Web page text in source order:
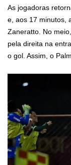
As jogadoras
e, aos 17 minutos,
Zaneratto. No
pela direita na
o gol. Assim, o